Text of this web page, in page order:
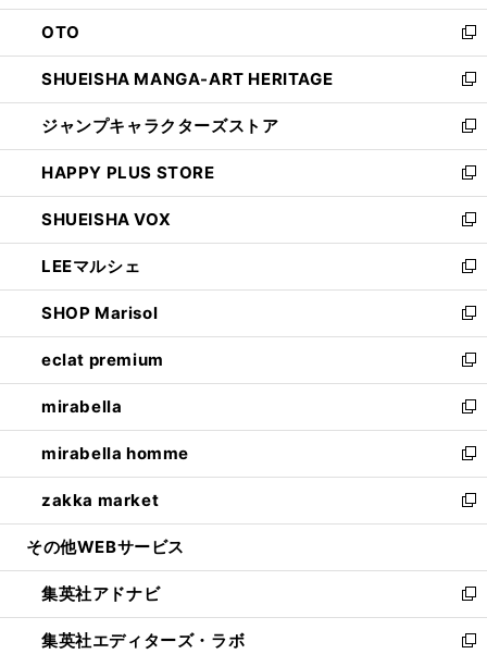
ウ
で
開
く
ン
ド
ウ
で
開
く
OTO
新
し
い
ウ
ィ
ン
ド
ウ
で
開
く
SHUEISHA MANGA-ART HERITAGE
新
し
い
ウ
ィ
ン
ド
ウ
で
開
く
ジャンプキャラクターズストア
新
し
い
ウ
ィ
ン
ド
ウ
で
開
く
HAPPY PLUS STORE
新
し
い
ウ
ィ
ン
ド
ウ
で
開
く
SHUEISHA VOX
新
し
い
ウ
ィ
ン
ド
ウ
で
開
く
LEEマルシェ
新
し
い
ウ
ィ
ン
ド
ウ
で
開
く
SHOP Marisol
新
し
い
ウ
ィ
ン
ド
ウ
で
開
eclat premium
新
し
い
ウ
ィ
ン
ド
ウ
開
く
mirabella
新
し
い
ウ
ィ
ン
ウ
で
開
く
mirabella homme
新
し
い
ウ
ン
ド
ウ
で
zakka market
新
し
ウ
ィ
ン
ド
その他WEBサービス
集英社アドナビ
新
し
い
集英社エディターズ・ラボ 新